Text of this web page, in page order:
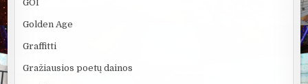
GOI
Golden Age
Graffitti
Gražiausios poetų dainos